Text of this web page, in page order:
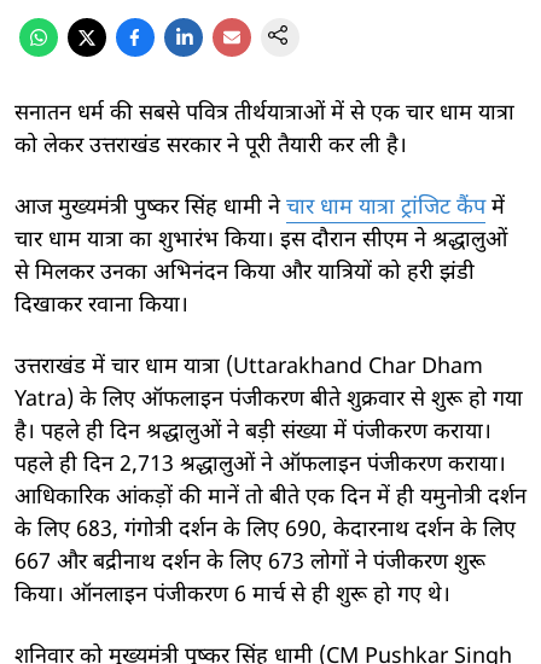
सनातन धर्म की सबसे पवित्र तीर्थयात्राओं में से एक चार धाम यात्रा
को लेकर उत्तराखंड सरकार ने पूरी तैयारी कर ली है।
आज मुख्यमंत्री पुष्कर सिंह धामी नेचार धाम यात्रा ट्रांजिट कैंपमें
चार धाम यात्रा का शुभारंभ किया। इस दौरान सीएम ने श्रद्धालुओं
से मिलकर उनका अभिनंदन किया और यात्रियों को हरी झंडी
दिखाकर रवाना किया।
उत्तराखंड में चार धाम यात्रा (Uttarakhand Char Dham
Yatra) के लिए ऑफलाइन पंजीकरण बीते शुक्रवार से शुरू हो गया
है। पहले ही दिन श्रद्धालुओं ने बड़ी संख्या में पंजीकरण कराया।
पहले ही दिन 2,713 श्रद्धालुओं ने ऑफलाइन पंजीकरण कराया।
आधिकारिक आंकड़ों की मानें तो बीते एक दिन में ही यमुनोत्री दर्शन
के लिए 683, गंगोत्री दर्शन के लिए 690, केदारनाथ दर्शन के लिए
667 और बद्रीनाथ दर्शन के लिए 673 लोगों ने पंजीकरण शुरू
किया। ऑनलाइन पंजीकरण 6 मार्च से ही शुरू हो गए थे।
शनिवार को मुख्यमंत्री पुष्कर सिंह धामी (CM Pushkar Singh